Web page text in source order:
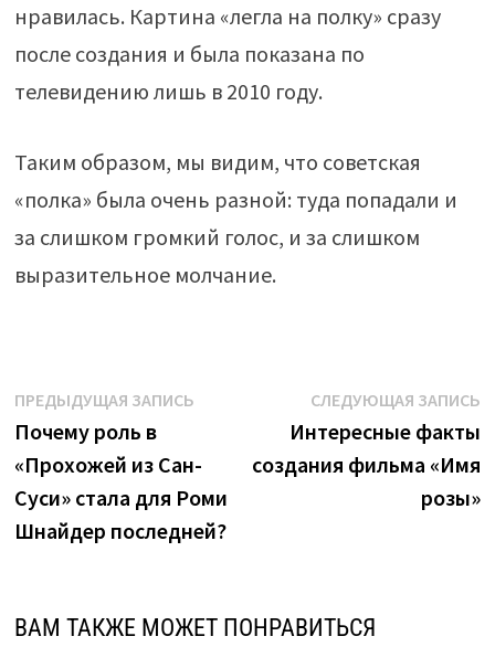
нравилась. Картина «легла на полку» сразу
после создания и была показана по
телевидению лишь в 2010 году.
Таким образом, мы видим, что советская
«полка» была очень разной: туда попадали и
за слишком громкий голос, и за слишком
выразительное молчание.
Навигация
по
записям
ПРЕДЫДУЩАЯ ЗАПИСЬПредыдущая
Почему роль в
«Прохожей из Сан-
Суси» стала для Роми
Шнайдер последней?
СЛЕДУЮЩАЯ ЗАПИСЬ
Интересные факты
создания фильма «Имя
розы»
ВАМ ТАКЖЕ МОЖЕТ ПОНРАВИТЬСЯ